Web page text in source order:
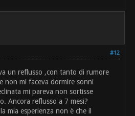
#12
un reflusso ,con tanto di rumore
non mi faceva dormire sonni
mi pareva non sortisse
Ancora reflusso a 7 mesi?
mia esperienza non è che il